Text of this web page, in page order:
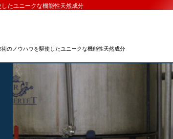
たユニークな機能性天然成分
のノウハウを駆使したユニークな機能性天然成分